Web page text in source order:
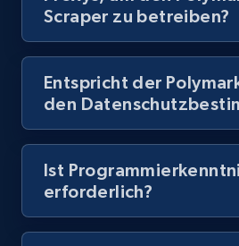
by Explore page URL
URL, Title, Youtuber, Youtuber
Video length, Likes, Views, and
by podcast url
Scraper zu betreiben?
Entspricht der
den
Ist
erforderlich?